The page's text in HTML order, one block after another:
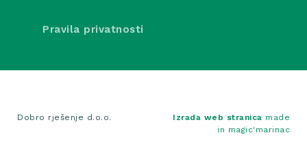
Pravila privatnosti
Dobro rješenje d.o.o. Izrada web stranica made
in magic'marinac